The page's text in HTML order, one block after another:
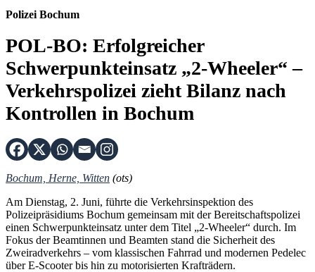
Polizei Bochum
POL-BO: Erfolgreicher
Schwerpunkteinsatz „2-Wheeler“ –
Verkehrspolizei zieht Bilanz nach
Kontrollen in Bochum
Bochum, Herne, Witten (ots)
Am Dienstag, 2. Juni, führte die Verkehrsinspektion des
Polizeipräsidiums Bochum gemeinsam mit der Bereitschaftspolizei
einen Schwerpunkteinsatz unter dem Titel „2-Wheeler“ durch. Im
Fokus der Beamtinnen und Beamten stand die Sicherheit des
Zweiradverkehrs – vom klassischen Fahrrad und modernen Pedelec
über E-Scooter bis hin zu motorisierten Krafträdern.